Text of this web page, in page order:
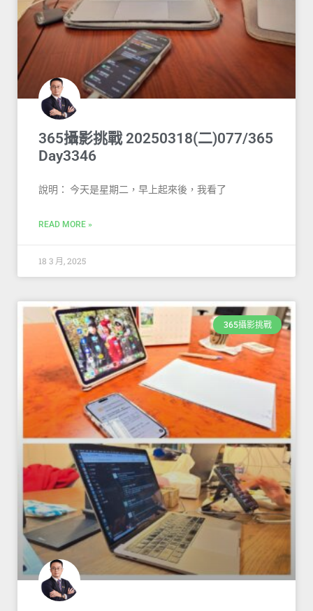
365攝影挑戰 20250318(二)077/365
Day3346
說明： 今天是星期二，早上起來後，我看了
READ MORE »
18 3 月, 2025
365攝影挑戰